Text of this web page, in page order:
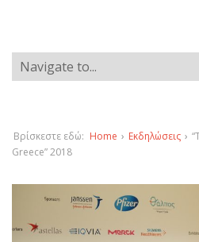
Βρίσκεστε εδώ: Home › Εκδηλώσεις ›
Greece” 2018